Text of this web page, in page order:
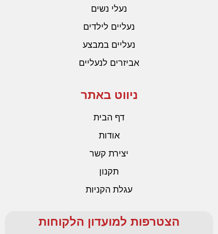
נעלי נשים
נעליים לילדים
נעליים במבצע
אביזרים לנעליים
ניווט באתר
דף הבית
אודות
יצירת קשר
תקנון
עגלת הקניות
הצטרפות למועדון הלקוחות